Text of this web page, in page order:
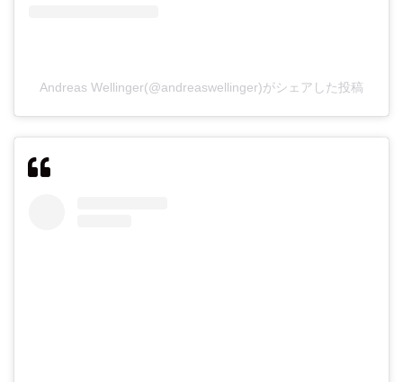
Andreas Wellinger(@andreaswellinger)がシェアした投稿